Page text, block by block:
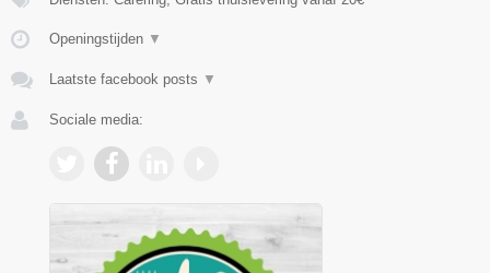
Openingstijden ▼
Laatste facebook posts ▼
Sociale media: